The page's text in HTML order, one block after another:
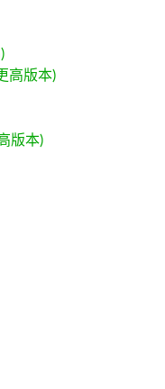
高版本)
版本)